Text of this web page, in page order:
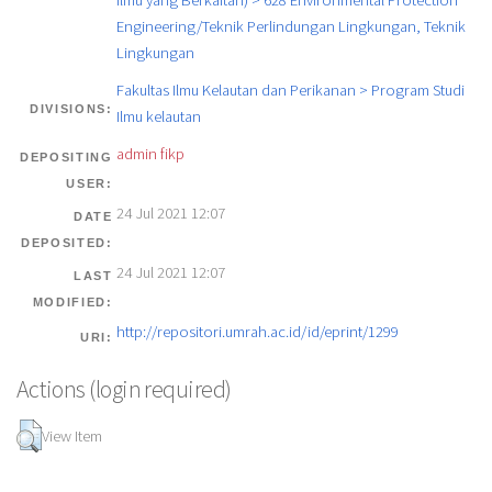
Engineering/Teknik Perlindungan Lingkungan, Teknik
Lingkungan
DIVISIONS:
Fakultas Ilmu Kelautan dan Perikanan > Program Studi
Ilmu kelautan
DEPOSITING
USER:
admin fikp
DATE
DEPOSITED:
24 Jul 2021 12:07
LAST
MODIFIED:
24 Jul 2021 12:07
URI: http://repositori.umrah.ac.id/id/eprint/1299
Actions (login required)
View Item